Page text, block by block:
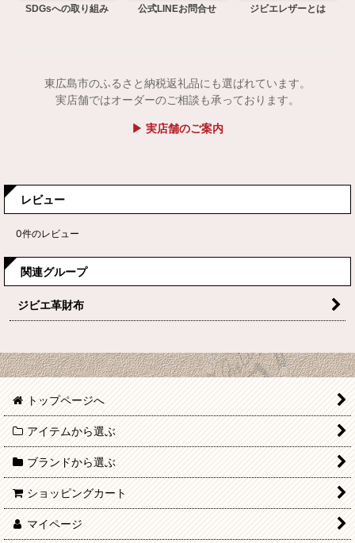
SDGsへの取り組み 公式LINEお問合せ ジビエレザーとは
東広島市のふるさと納税返礼品にも選ばれています。
実店舗ではオーダーのご相談も承っております。
▶ 実店舗のご案内
レビュー
0件のレビュー
関連グループ
ジビエ革財布
トップページへ
アイテムから選ぶ
ブランドから選ぶ
ショッピングカート
マイページ